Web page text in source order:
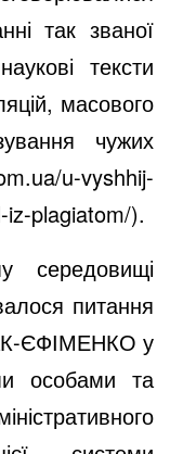
так званої
тексти
масового
чужих
u-vyshhij-
iz-plagiatom/).
середовищі
питання
ЄФІМЕНКО у
особами та